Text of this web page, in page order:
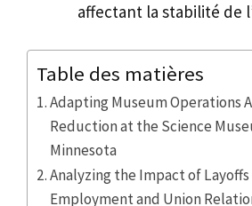
affectant la stabilité de
Table des matières
Adapting Museum Operations
Reduction at the Science
Minnesota
Analyzing the Impact of Layoffs
Employment and Union